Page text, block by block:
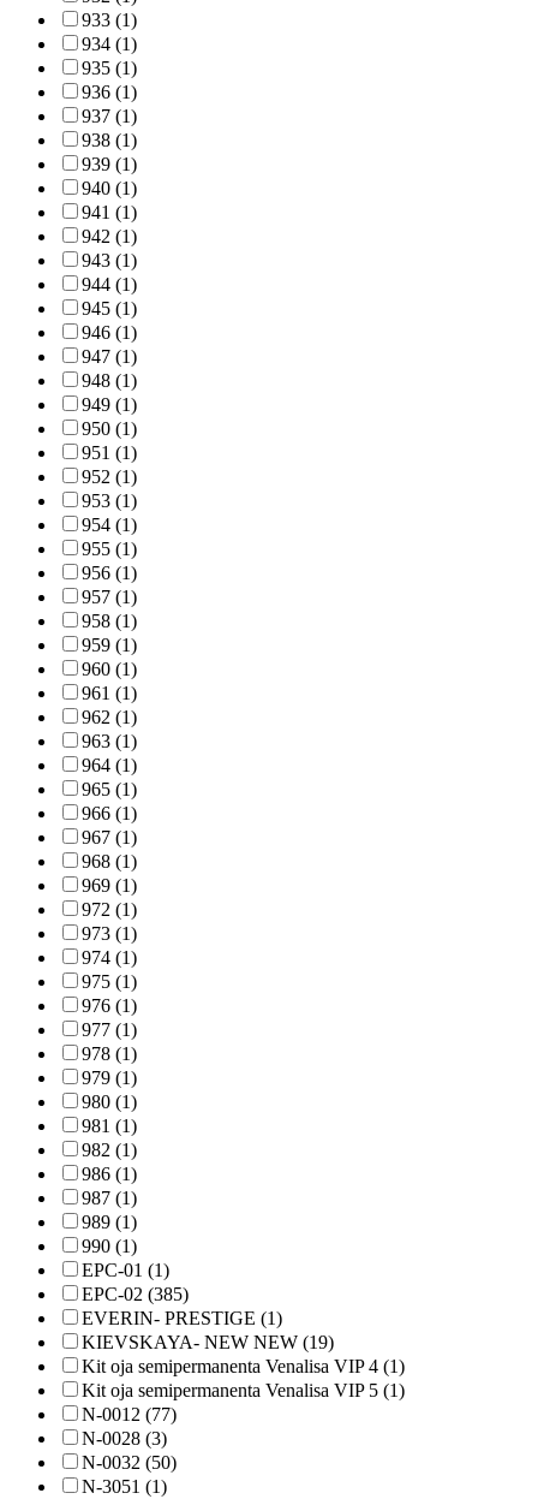
933 (1)
934 (1)
935 (1)
936 (1)
937 (1)
938 (1)
939 (1)
940 (1)
941 (1)
942 (1)
943 (1)
944 (1)
945 (1)
946 (1)
947 (1)
948 (1)
949 (1)
950 (1)
951 (1)
952 (1)
953 (1)
954 (1)
955 (1)
956 (1)
957 (1)
958 (1)
959 (1)
960 (1)
961 (1)
962 (1)
963 (1)
964 (1)
965 (1)
966 (1)
967 (1)
968 (1)
969 (1)
972 (1)
973 (1)
974 (1)
975 (1)
976 (1)
977 (1)
978 (1)
979 (1)
980 (1)
981 (1)
982 (1)
986 (1)
987 (1)
989 (1)
990 (1)
EPC-01 (1)
EPC-02 (385)
EVERIN- PRESTIGE (1)
KIEVSKAYA- NEW NEW (19)
Kit oja semipermanenta Venalisa VIP 4 (1)
Kit oja semipermanenta Venalisa VIP 5 (1)
N-0012 (77)
N-0028 (3)
N-0032 (50)
N-3051 (1)